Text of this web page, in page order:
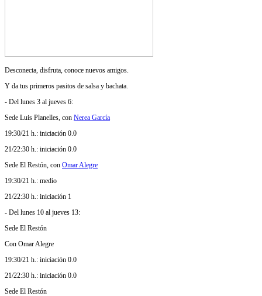
Desconecta, disfruta, conoce nuevos amigos.
Y da tus primeros pasitos de salsa y bachata.
- Del lunes 3 al jueves 6:
Sede Luis Planelles, con Nerea García
19:30/21 h.: iniciación 0.0
21/22:30 h.: iniciación 0.0
Sede El Restón, con Omar Alegre
19:30/21 h.: medio
21/22:30 h.: iniciación 1
- Del lunes 10 al jueves 13:
Sede El Restón
Con Omar Alegre
19:30/21 h.: iniciación 0.0
21/22:30 h.: iniciación 0.0
Sede El Restón